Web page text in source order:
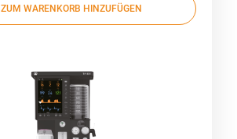
ZUM WARENKORB HINZUFÜGEN